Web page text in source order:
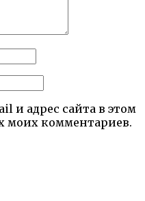
и адрес сайта в этом
моих комментариев.